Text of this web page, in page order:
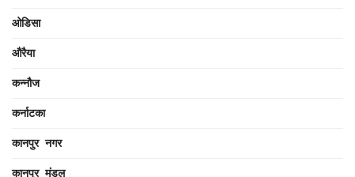
ओडिसा
औरैया
कन्नौज
कर्नाटका
कानपुर नगर
कानपुर मंडल